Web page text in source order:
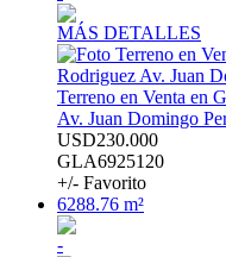
MÁS DETALLES
Terreno en Venta en
Av. Juan Domingo
USD230.000
GLA6925120
+/- Favorito
6288.76 m²
-